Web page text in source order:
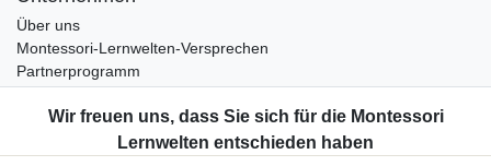
Über uns
Montessori-Lernwelten-Versprechen
Partnerprogramm
Bestellung widerrufen